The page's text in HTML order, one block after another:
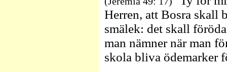
Herren, att Bosra skall
smälek: det skall
man nämner när man
skola bliva ödemarker